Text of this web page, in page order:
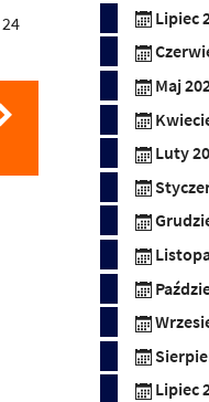
24
Lipiec
Maj
Luty
Lipiec